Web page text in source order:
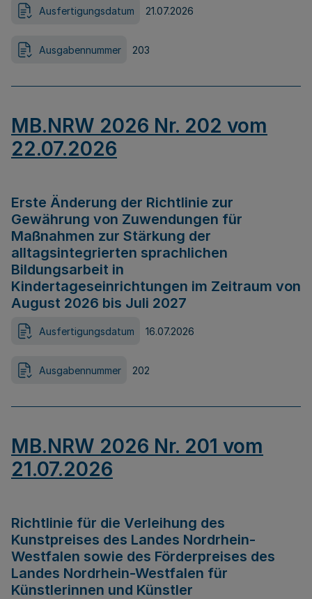
Ausfertigungsdatum 21.07.2026
Ausgabennummer 203
MB.NRW 2026 Nr. 202 vom
22.07.2026
Erste Änderung der Richtlinie zur
Gewährung von Zuwendungen für
Maßnahmen zur Stärkung der
alltagsintegrierten sprachlichen
Bildungsarbeit in
Kindertageseinrichtungen im Zeitraum von
August 2026 bis Juli 2027
Ausfertigungsdatum 16.07.2026
Ausgabennummer 202
MB.NRW 2026 Nr. 201 vom
21.07.2026
Richtlinie für die Verleihung des
Kunstpreises des Landes Nordrhein-
Westfalen sowie des Förderpreises des
Landes Nordrhein-Westfalen für
Künstlerinnen und Künstler